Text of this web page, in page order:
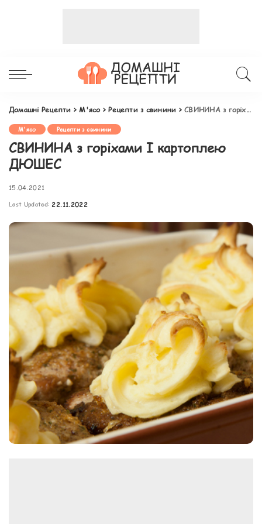
Домашні Рецепти >М'ясо>Рецепти з свинини >СВИНИНА з горіхами І картоплею ДЮШЕС
М'ясо Рецепти з свинини
СВИНИНА з горіхами І картоплею
ДЮШЕС
15.04.2021
Last Updated: 22.11.2022